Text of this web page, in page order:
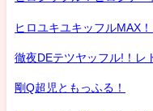
ヒロユキユキッフルMAX
徹夜DEテツヤッフル!！レ
剛Q超児ともっふる！